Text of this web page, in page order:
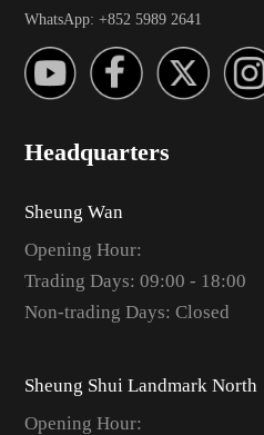
WhatsApp: +852 5989 2641
Headquarters
Sheung Wan
Opening Hour:
Trading Days: 09:00 - 18:00
Non-trading Days: Closed
Sheung Shui Landmark North
Opening Hour: